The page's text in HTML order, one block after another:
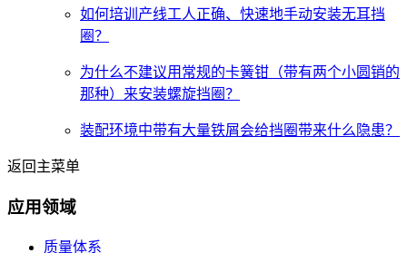
如何培训产线工人正确、快速地手动安装无耳挡
圈？
为什么不建议用常规的卡簧钳（带有两个小圆销的
那种）来安装螺旋挡圈？
装配环境中带有大量铁屑会给挡圈带来什么隐患？
返回主菜单
应用领域
质量体系